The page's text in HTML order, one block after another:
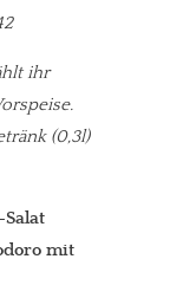
ihr
(0,3l)
mit